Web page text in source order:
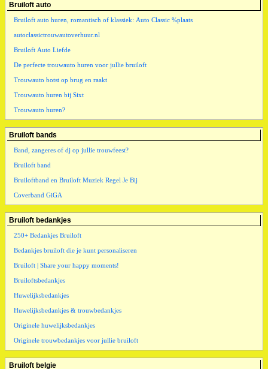
Bruiloft auto
Bruiloft auto huren, romantisch of klassiek: Auto Classic %plaats
autoclassictrouwautoverhuur.nl
Bruiloft Auto Liefde
De perfecte trouwauto huren voor jullie bruiloft
Trouwauto botst op brug en raakt
Trouwauto huren bij Sixt
Trouwauto huren?
Bruiloft bands
Band, zangeres of dj op jullie trouwfeest?
Bruiloft band
Bruiloftband en Bruiloft Muziek Regel Je Bij
Coverband GiGA
Bruiloft bedankjes
250+ Bedankjes Bruiloft
Bedankjes bruiloft die je kunt personaliseren
Bruiloft | Share your happy moments!
Bruiloftsbedankjes
Huwelijksbedankjes
Huwelijksbedankjes & trouwbedankjes
Originele huwelijksbedankjes
Originele trouwbedankjes voor jullie bruiloft
Bruiloft belgie